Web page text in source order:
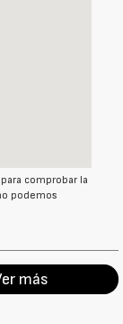
comprobar la
podemos
más